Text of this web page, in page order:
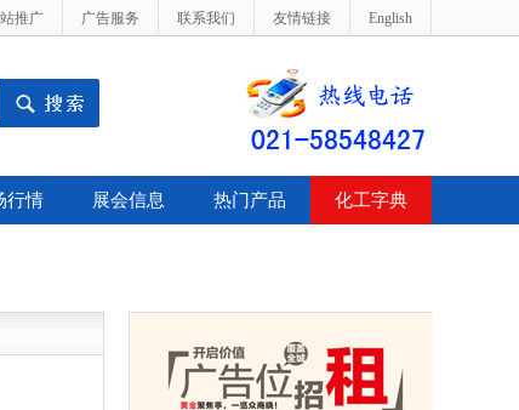
推广 广告服务 联系我们 友情链接 English
行情 展会信息 热门产品 化工字典